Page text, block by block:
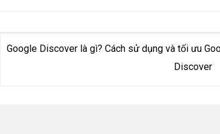
Google Discover là gì? Cách sử dụng và tối ưu
Discover